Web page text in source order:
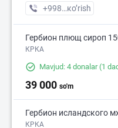
+998 (99) XXX-XX-XX
кo’rish
Гербион плющ сироп
КРКА
Mavjud: 4 donalar(1
39 000 so'm
Гербион исландского
КРКА